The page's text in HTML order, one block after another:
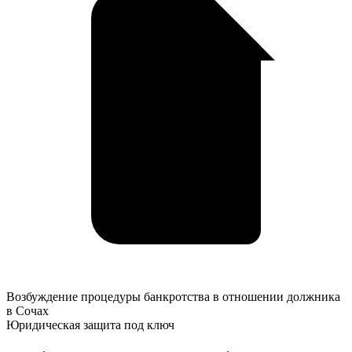
Возбуждение
процедуры
банкротства
Возбуждение процедуры банкротства в отношении должника
в Сочах
Юридическая защита под ключ